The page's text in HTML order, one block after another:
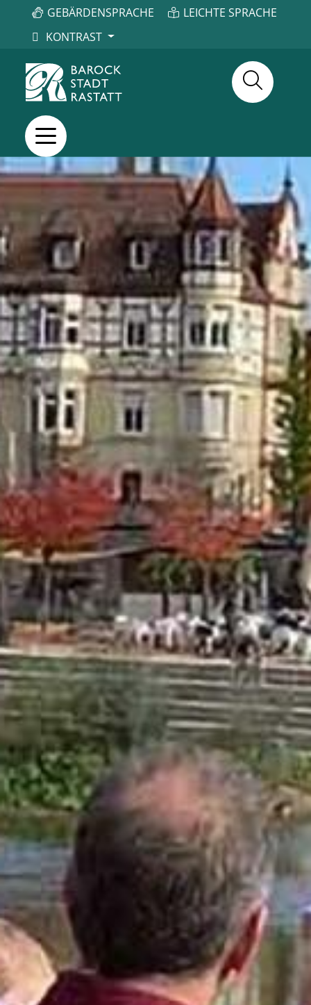
GEBÄRDENSPRACHE
LEICHTE SPRACHE
KONTRAST